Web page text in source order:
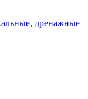
дренажные